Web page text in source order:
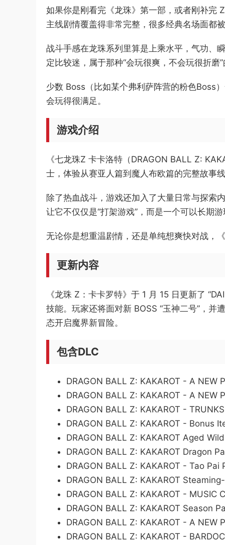
如果你是刚看完《龙珠》第一部，或者刚补完
主线剧情覆盖得非常完整，很多经典名场面都
战斗手感在龙珠系列里算是上乘水平，气功、
定比较迷，属于那种“会玩很爽，不会玩很折磨
少数 Boss（比如某个弗利萨阵营的粉色Boss
会玩得很满足。
游戏介绍
《七龙珠Z 卡卡洛特（DRAGON BALL Z:
士，体验从赛亚人篇到魔人布欧篇的完整故事
除了热血战斗，游戏还加入了大量日常与探索
让它不仅仅是“打架游戏”，而是一个可以长期
无论你是想重温剧情，还是单纯想爽快对战，
更新内容
《龙珠 Z：卡卡罗特》于 1 月 15 日更新了
技能。玩家还将面对新 BOSS “玉神二号”，并
态开启魔界新冒险。
包含DLC
DRAGON BALL Z: KAKAROT - A NEW
DRAGON BALL Z: KAKAROT - A NEW
DRAGON BALL Z: KAKAROT -
DRAGON BALL Z: KAKAROT - Bonus
DRAGON BALL Z: KAKAROT Aged
DRAGON BALL Z: KAKAROT Dragon
DRAGON BALL Z: KAKAROT - Tao Pai
DRAGON BALL Z: KAKAROT
DRAGON BALL Z: KAKAROT - MUSIC
DRAGON BALL Z: KAKAROT Season
DRAGON BALL Z: KAKAROT - A NEW
DRAGON BALL Z: KAKAROT -